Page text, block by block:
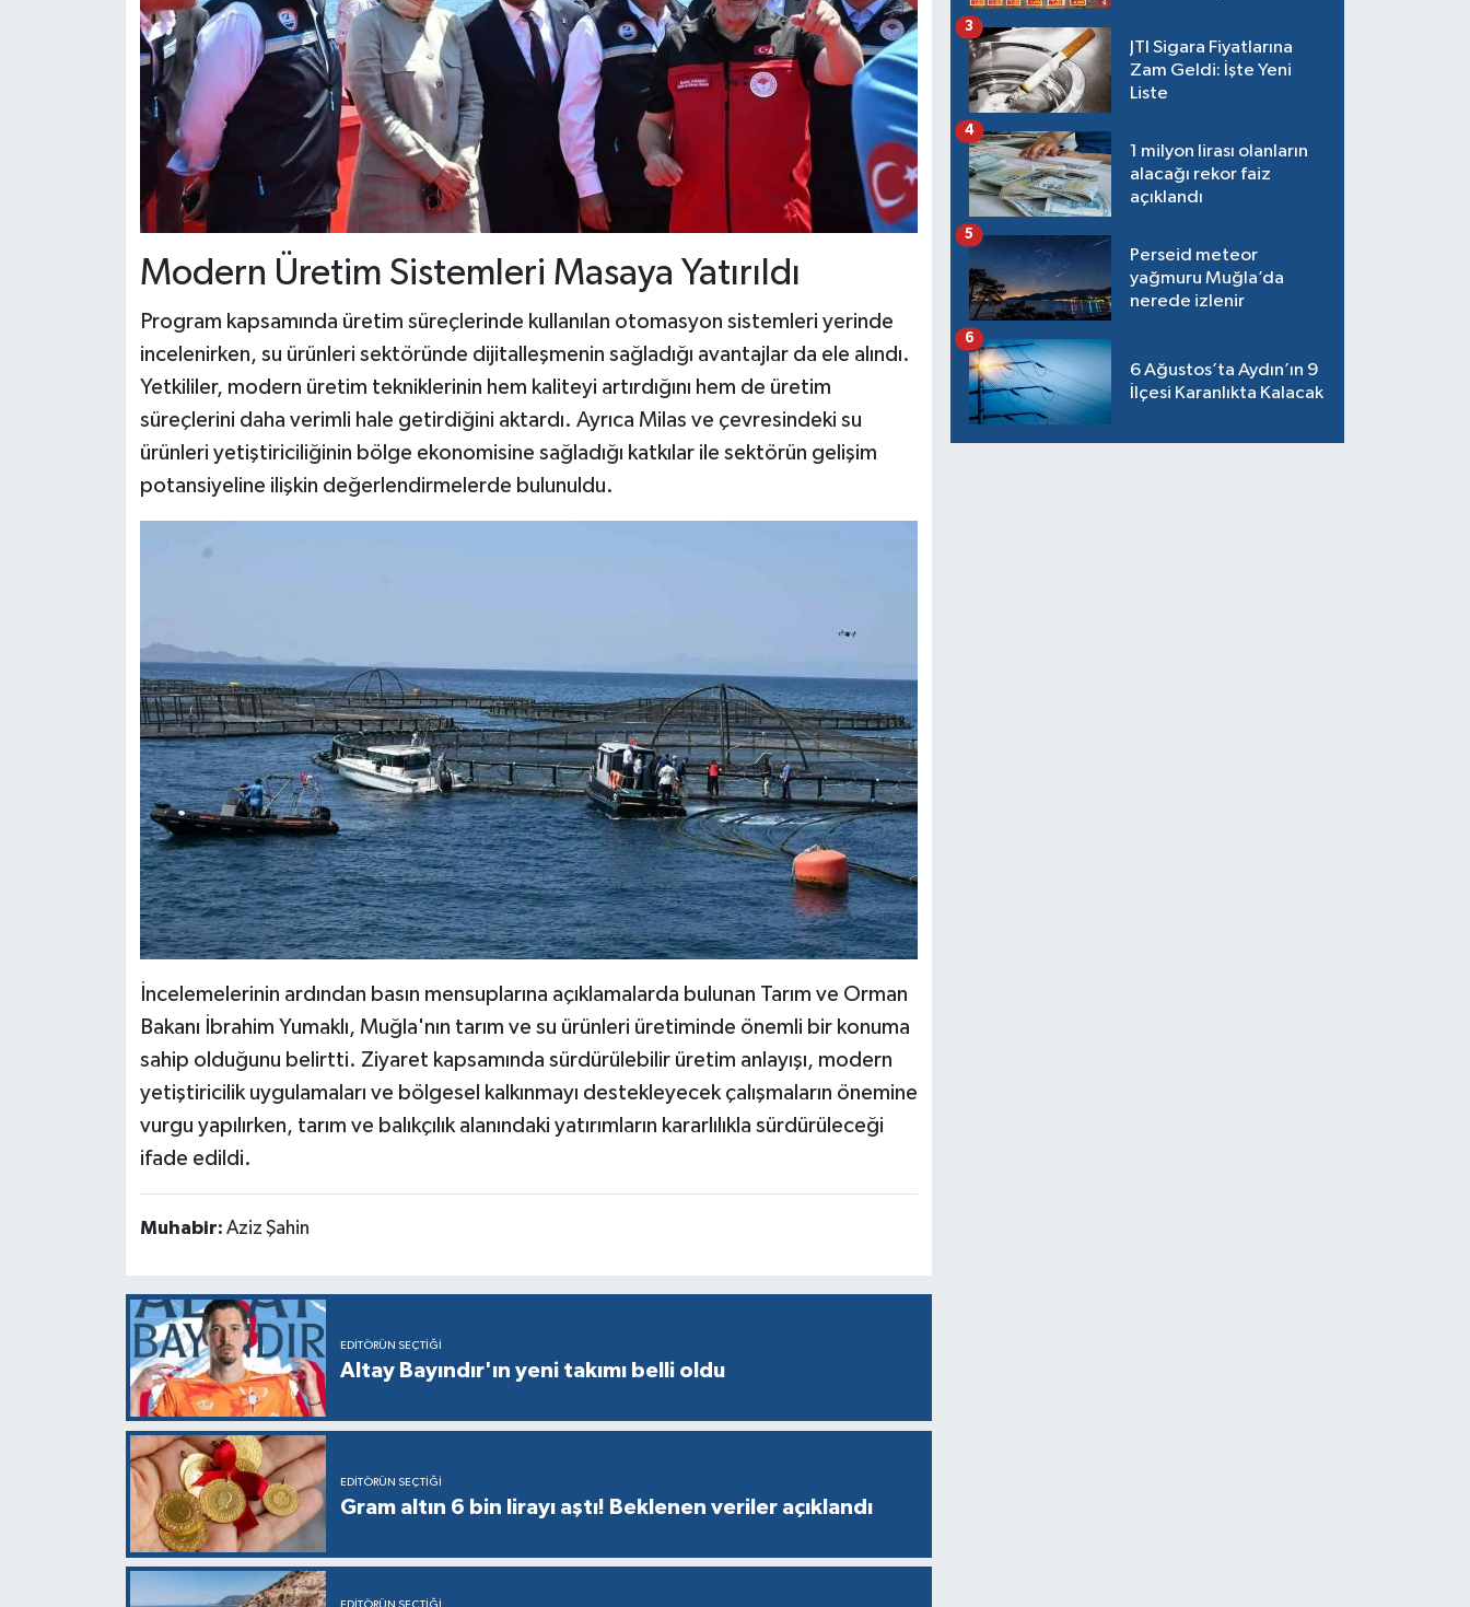
Modern Üretim Sistemleri Masaya Yatırıldı
Program kapsamında üretim süreçlerinde kullanılan otomasyon sistemleri yerinde
incelenirken, su ürünleri sektöründe dijitalleşmenin sağladığı avantajlar da ele alındı.
Yetkililer, modern üretim tekniklerinin hem kaliteyi artırdığını hem de üretim
süreçlerini daha verimli hale getirdiğini aktardı. Ayrıca Milas ve çevresindeki su
ürünleri yetiştiriciliğinin bölge ekonomisine sağladığı katkılar ile sektörün gelişim
potansiyeline ilişkin değerlendirmelerde bulunuldu.
İncelemelerinin ardından basın mensuplarına açıklamalarda bulunan Tarım ve Orman
Bakanı İbrahim Yumaklı, Muğla'nın tarım ve su ürünleri üretiminde önemli bir konuma
sahip olduğunu belirtti. Ziyaret kapsamında sürdürülebilir üretim anlayışı, modern
yetiştiricilik uygulamaları ve bölgesel kalkınmayı destekleyecek çalışmaların önemine
vurgu yapılırken, tarım ve balıkçılık alanındaki yatırımların kararlılıkla sürdürüleceği
ifade edildi.
Muhabir: Aziz Şahin
EDITÖRÜN SEÇTIĞI
Altay Bayındır'ın yeni takımı belli oldu
EDITÖRÜN SEÇTIĞI
Gram altın 6 bin lirayı aştı! Beklenen veriler açıklandı
EDITÖRÜN SEÇTIĞI
JTI Sigara Fiyatlarına
Zam Geldi: İşte Yeni
Liste
3
1 milyon lirası olanların
alacağı rekor faiz
açıklandı
4
Perseid meteor
yağmuru Muğla’da
nerede izlenir
5
6 Ağustos’ta Aydın’ın 9
İlçesi Karanlıkta Kalacak
6